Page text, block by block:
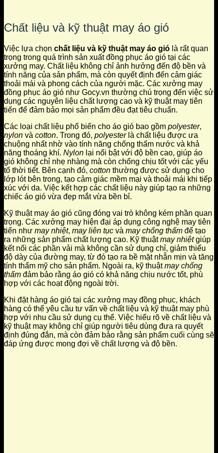
Chất liệu và kỹ thuật may áo gió
Việc lựa chọn chất liệu và kỹ thuật may áo gió là rất quan
trọng trong quá trình sản xuất đồng phục áo gió tại các
xưởng may. Chất liệu không chỉ ảnh hưởng đến độ bền và
tính năng của sản phẩm, mà còn quyết định đến cảm giác
thoải mái và phong cách của người mặc. Các xưởng may
đồng phục áo gió như Gocy.vn thường chú trọng đến việc sử
dụng các nguyên liệu chất lượng cao và kỹ thuật may tiên
tiến để đảm bảo mọi sản phẩm đều đạt tiêu chuẩn.
Các loại chất liệu phổ biến cho áo gió bao gồm polyester,
nylon và cotton. Trong đó, polyesterlà chất liệu được ưa
chuộng nhất nhờ vào tính năng chống thấm nước và khả
năng thoáng khí. Nylon lại nổi bật với độ bền cao, giúp áo
gió không chỉ nhẹ nhàng mà còn chống chịu tốt với các yếu
tố thời tiết. Bên cạnh đó, cotton thường được sử dụng cho
lớp lót bên trong, tạo cảm giác mềm mại và thoải mái khi tiếp
xúc với da. Việc kết hợp các chất liệu này giúp tạo ra những
chiếc áo gió vừa đẹp mắt vừa bền bỉ.
Kỹ thuật may áo gió cũng đóng vai trò không kém phần quan
trọng. Các xưởng may hiện đại áp dụng công nghệ may tiên
tiến như may nhiệt, may liên tục và may chống thấm để tạo
ra những sản phẩm chất lượng cao. Kỹ thuậtmay nhiệtgiúp
kết nối các phần vải mà không cần sử dụng chỉ, giảm thiểu
độ dày của đường may, từ đó tạo ra bề mặt nhẵn mịn và tăng
tính thẩm mỹ cho sản phẩm. Ngoài ra, kỹ thuậtmay chống
thấm đảm bảo rằng áo gió có khả năng chịu nước tốt, phù
hợp với các hoạt động ngoài trời.
Khi đặt hàng áo gió tại các xưởng may đồng phục, khách
hàng có thể yêu cầu tư vấn về chất liệu và kỹ thuật may phù
hợp với nhu cầu sử dụng cụ thể. Việc hiểu rõ về chất liệu và
kỹ thuật may không chỉ giúp người tiêu dùng đưa ra quyết
định đúng đắn, mà còn đảm bảo rằng sản phẩm cuối cùng sẽ
đáp ứng được mong đợi về chất lượng và độ bền.